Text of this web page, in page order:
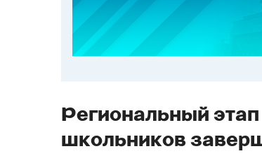
Региональный
школьников